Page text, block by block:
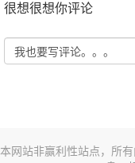
很想很想你评论
本网站非赢利性站点，所